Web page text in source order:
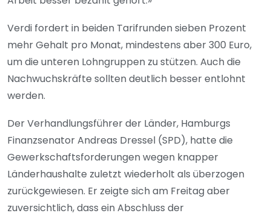
Verdi fordert in beiden Tarifrunden sieben Prozent
mehr Gehalt pro Monat, mindestens aber 300 Euro,
um die unteren Lohngruppen zu stützen. Auch die
Nachwuchskräfte sollten deutlich besser entlohnt
werden.
Der Verhandlungsführer der Länder, Hamburgs
Finanzsenator Andreas Dressel (SPD), hatte die
Gewerkschaftsforderungen wegen knapper
Länderhaushalte zuletzt wiederholt als überzogen
zurückgewiesen. Er zeigte sich am Freitag aber
zuversichtlich, dass ein Abschluss der